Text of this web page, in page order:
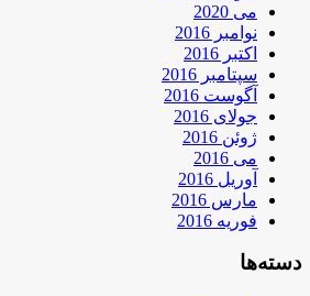
می 2020
نوامبر 2016
اکتبر 2016
سپتامبر 2016
آگوست 2016
جولای 2016
ژوئن 2016
می 2016
آوریل 2016
مارس 2016
فوریه 2016
دسته‌ها